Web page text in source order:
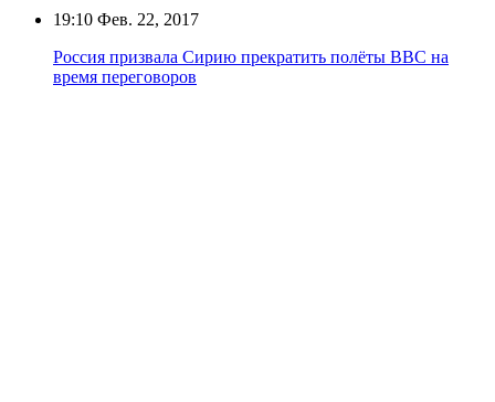
19:10 Фев. 22, 2017
Россия призвала Сирию прекратить полёты ВВС на
время переговоров